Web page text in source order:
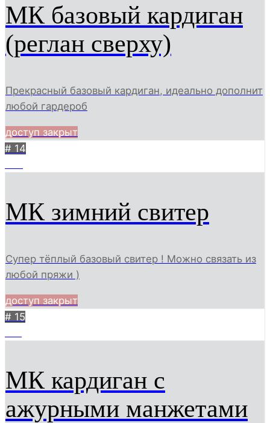
МК базовый кардиган
(реглан сверху)
Прекрасный базовый кардиган, идеально дополнит
любой гардероб
доступ закрыт
# 14
МК зимний свитер
Супер тёплый базовый свитер ! Можно связать из
любой пряжи )
доступ закрыт
# 15
МК кардиган с
ажурными манжетами